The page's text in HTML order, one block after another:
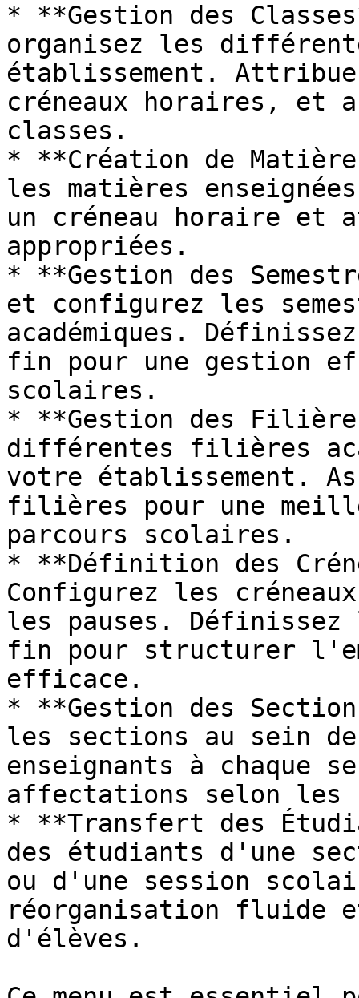
* **Gestion des
organisez les
établissement.
créneaux horaires, et
classes.
* **Création de
les matières
un créneau horaire et
appropriées.
* **Gestion des
et configurez les
académiques.
fin pour une gestion
scolaires.
* **Gestion des
différentes filières
votre établissement.
filières pour une
parcours scolaires.
* **Définition des
Configurez les
les pauses. Définissez
fin pour structurer
efficace.
* **Gestion des
les sections au sein
enseignants à chaque
affectations selon les
* **Transfert des
des étudiants d'une
ou d'une session
réorganisation fluide
d'élèves.